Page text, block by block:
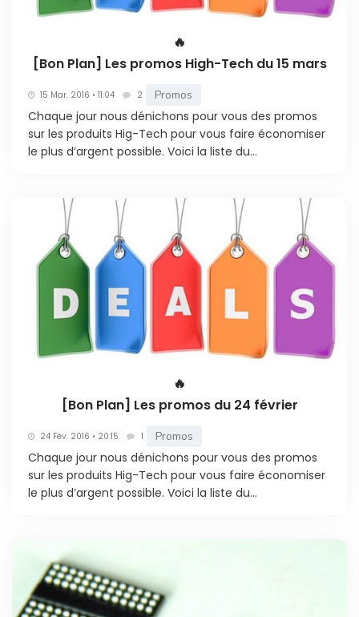
🔥
[Bon Plan] Les promos High-Tech du 15 mars
15 Mar. 2016 • 11:04 2 Promos
Chaque jour nous dénichons pour vous des promos
sur les produits Hig-Tech pour vous faire économiser
le plus d’argent possible. Voici la liste du...
🔥
[Bon Plan] Les promos du 24 février
24 Fév. 2016 • 20:15 1 Promos
Chaque jour nous dénichons pour vous des promos
sur les produits Hig-Tech pour vous faire économiser
le plus d’argent possible. Voici la liste du...